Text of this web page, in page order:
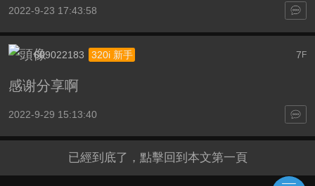
2022-9-23 17:43:58
7 F
609022183 320i 新手
感谢分享啊
2022-9-29 15:13:40
已經到底了，點擊回到本文第一頁